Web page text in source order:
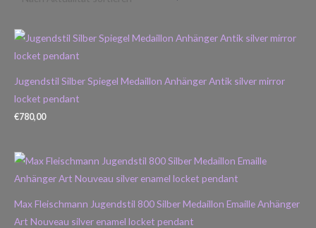
Jugendstil Silber Spiegel Medaillon Anhänger Antik silver mirror
locket pendant
€780,00
Max Fleischmann Jugendstil 800 Silber Medaillon Emaille Anhänger
Art Nouveau silver enamel locket pendant